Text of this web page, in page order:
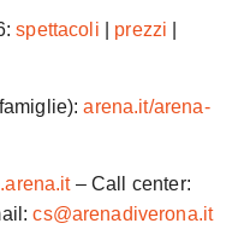
spettacoli prezzi
arena.it/arena-
– Call center:
cs@arenadiverona.it